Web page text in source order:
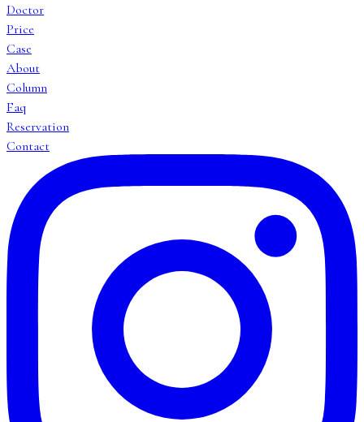
Doctor
Price
Case
About
Column
Faq
Reservation
Contact